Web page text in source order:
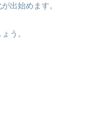
出始めます。
う。